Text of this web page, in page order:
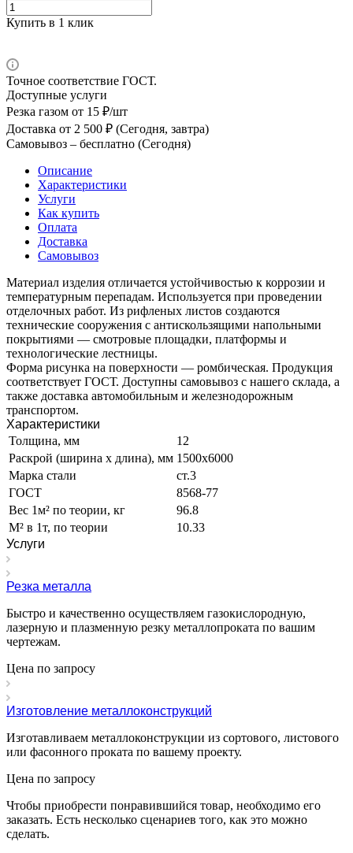
Купить в 1 клик
Точное соответствие ГОСТ.
Доступные услуги
Резка газом от 15 ₽/шт
Доставка от 2 500 ₽ (Сегодня, завтра)
Самовывоз – бесплатно (Сегодня)
Описание
Характеристики
Услуги
Как купить
Оплата
Доставка
Самовывоз
Материал изделия отличается устойчивостью к коррозии и
температурным перепадам. Используется при проведении
отделочных работ. Из рифленых листов создаются
технические сооружения с антискользящими напольными
покрытиями — смотровые площадки, платформы и
технологические лестницы.
Форма рисунка на поверхности — ромбическая. Продукция
соответствует ГОСТ. Доступны самовывоз с нашего склада, а
также доставка автомобильным и железнодорожным
транспортом.
Характеристики
Толщина, мм
12
Раскрой (ширина х длина), мм 1500х6000
Марка стали
ст.3
ГОСТ
8568-77
Вес 1м² по теории, кг
96.8
М² в 1т, по теории
10.33
Услуги
Резка металла
Быстро и качественно осуществляем газокислородную,
лазерную и плазменную резку металлопроката по вашим
чертежам.
Цена по запросу
Изготовление металлоконструкций
Изготавливаем металлоконструкции из сортового, листового
или фасонного проката по вашему проекту.
Цена по запросу
Чтобы приобрести понравившийся товар, необходимо его
заказать. Есть несколько сценариев того, как это можно
сделать.